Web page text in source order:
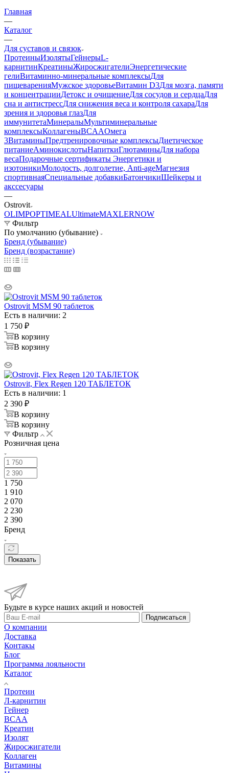
Главная
—
Каталог
—
Для суставов и связок
ПротеиныИзолятыГейнерыL-
карнитинКреатиныЖиросжигателиЭнергетические
гелиВитаминно-минеральные комплексыДля
пищеваренияМужское здоровьеВитамин D3Для мозга, памяти
и концентрацииДетокс и очищениеДля сосудов и сердцаДля
сна и антистрессДля снижения веса и контроля сахараДля
зрения и здоровья глазДля
иммунитетаМинералыМультиминеральные
комплексыКоллагеныBCAAОмега
3ВитаминыПредтренировочные комплексыДиетическое
питаниеАминокислотыНапиткиГлютаминыДля набора
весаПодарочные сертификаты Энергетики и
изотоникиМолодость, долголетие, Anti-ageМагнезия
спортивнаяСпециальные добавкиБатончикиШейкеры и
акссесуары
—
Ostrovit
OLIMPOPTIMEALUltimateMAXLERNOW
Фильтр
По умолчанию (убывание)
Бренд (убывание)
Бренд (возрастание)
Ostrovit MSM 90 таблеток
Есть в наличии: 2
1 750 ₽
В корзину
В корзину
Ostrovit, Flex Regen 120 ТАБЛЕТОК
Есть в наличии: 1
2 390 ₽
В корзину
В корзину
Фильтр
Розничная цена
1 750
1 910
2 070
2 230
2 390
Бренд
Показать
Будьте в курсе наших акций и новостей
Подписаться
О компании
Доставка
Контакы
Блог
Программа лояльности
Каталог
Протеин
Л-карнитин
Гейнер
BCAA
Креатин
Изолят
Жиросжигатели
Коллаген
Витамины